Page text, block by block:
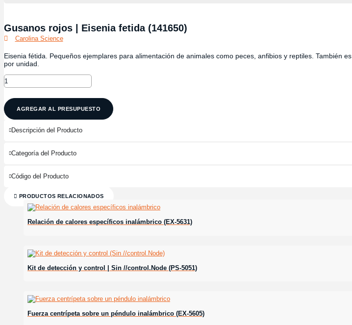
Gusanos rojos | Eisenia fetida (141650)
Carolina Science
Eisenia fétida. Pequeños ejemplares para alimentación de animales como peces, anfibios y reptiles. También
por unidad.
Gusanos
rojos
Eisenia
fetida
(141650)
cantidad
AGREGAR AL PRESUPUESTO
Descripción del Producto
Categoría del Producto
Código del Producto
PRODUCTOS RELACIONADOS
Relación de calores específicos inalámbrico (EX-5631)
Kit de detección y control | Sin //control.Node (PS-5051)
Fuerza centrípeta sobre un péndulo inalámbrico (EX-5605)